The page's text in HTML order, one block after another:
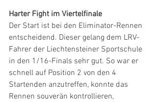
Harter Fight im Viertelfinale
Der Start ist bei den Eliminator-Rennen
entscheidend. Dieser gelang dem LRV-
Fahrer der Liechtensteiner Sportschule
in den 1/16-Finals sehr gut. So war er
schnell auf Position 2 von den 4
Startenden anzutreffen, konnte das
Rennen souverän kontrollieren,